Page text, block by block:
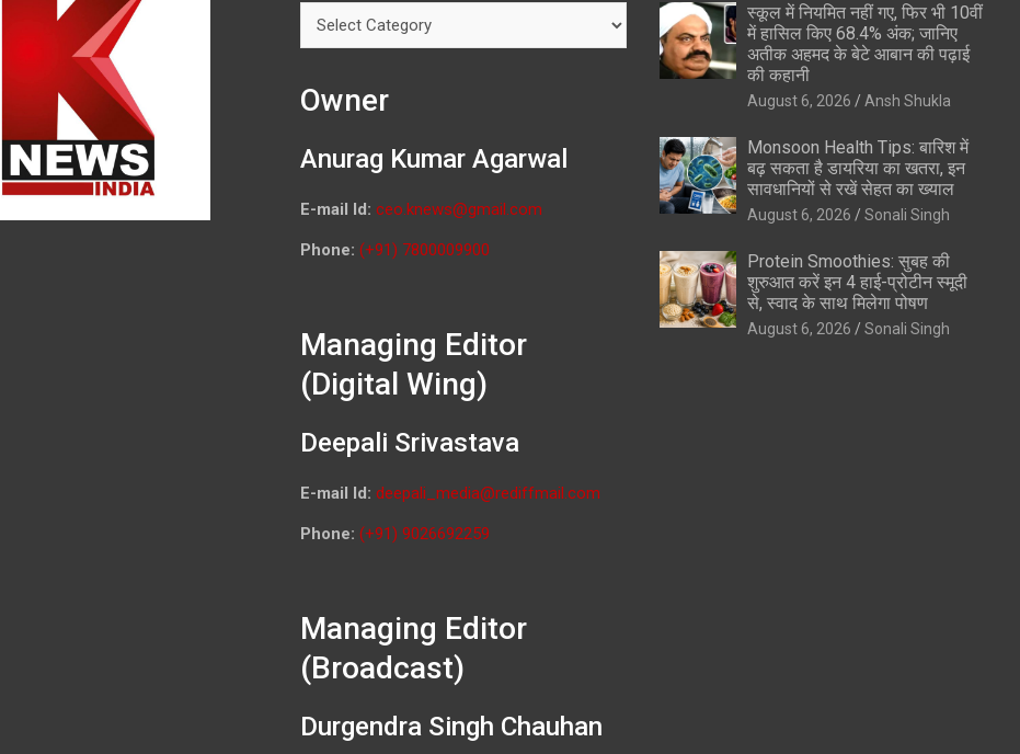
Owner
Anurag Kumar Agarwal
E-mail Id: ceo.knews@gmail.com
Phone: (+91) 7800009900
Managing Editor
(Digital Wing)
Deepali Srivastava
E-mail Id: deepali_media@rediffmail.com
Phone: (+91) 9026692259
Managing Editor
(Broadcast)
Durgendra Singh Chauhan
स्कूल में नियमित नहीं गए, फिर भी 10वीं
में हासिल किए 68.4% अंक; जानिए
अतीक अहमद के बेटे आबान की पढ़ाई
की कहानी
August 6, 2026 Ansh Shukla
Monsoon Health Tips: बारिश में
बढ़ सकता है डायरिया का खतरा, इन
सावधानियों से रखें सेहत का ख्याल
August 6, 2026 Sonali Singh
Protein Smoothies: सुबह की
शुरुआत करें इन 4 हाई-प्रोटीन स्मूदी
से, स्वाद के साथ मिलेगा पोषण
August 6, 2026 Sonali Singh